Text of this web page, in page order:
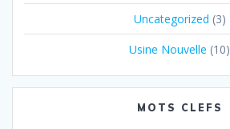
Uncategorized (3)
Usine Nouvelle (10)
MOTS CLEFS